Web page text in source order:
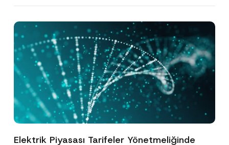
Elektrik Piyasası Tarifeler Yönetmeliğinde